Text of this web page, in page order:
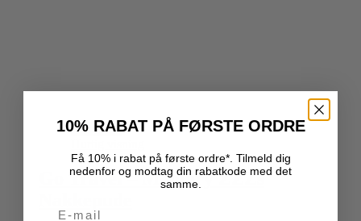
TILBUD
Go Travel – Memory ZZZs
10% RABAT PÅ FØRSTE ORDRE
Få 10% i rabat på første ordre*. Tilmeld dig
nedenfor og modtag din rabatkode med det
samme.
Email